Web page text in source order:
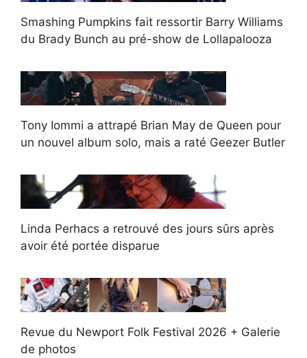
Smashing Pumpkins fait ressortir Barry Williams
du Brady Bunch au pré-show de Lollapalooza
Tony Iommi a attrapé Brian May de Queen pour
un nouvel album solo, mais a raté Geezer Butler
Linda Perhacs a retrouvé des jours sûrs après
avoir été portée disparue
Revue du Newport Folk Festival 2026 + Galerie
de photos